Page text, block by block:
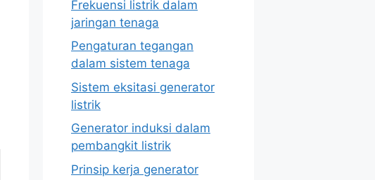
Frekuensi listrik dalam
jaringan tenaga
Pengaturan tegangan
dalam sistem tenaga
Sistem eksitasi generator
listrik
Generator induksi dalam
pembangkit listrik
Prinsip kerja generator